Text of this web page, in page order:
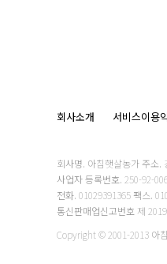
회사소개 서비스이용
회사명. 아침햇살농가주소.
사업자 등록번호. 250-92-
전화. 01029391365 팩스.
통신판매업신고번호 제
Copyright © 2001-2013 아